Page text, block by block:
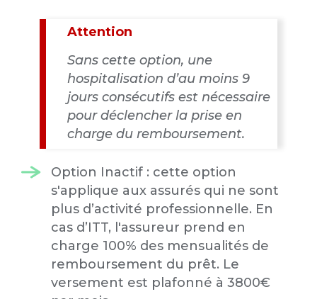
Attention
Sans cette option, une
hospitalisation d’au moins 9
jours consécutifs est nécessaire
pour déclencher la prise en
charge du remboursement.
Option Inactif : cette option
s'applique aux assurés qui ne sont
plus d’activité professionnelle. En
cas d’ITT, l'assureur prend en
charge 100% des mensualités de
remboursement du prêt. Le
versement est plafonné à 3800€